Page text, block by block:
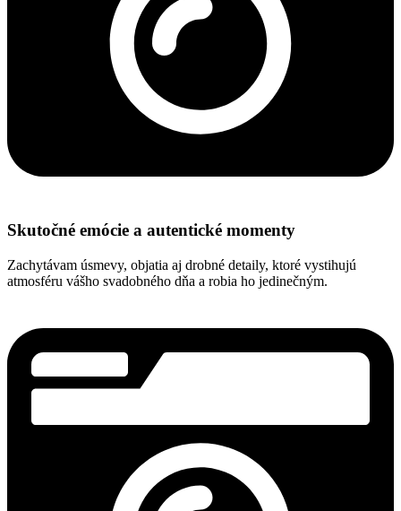
Skutočné emócie a autentické momenty
Zachytávam úsmevy, objatia aj drobné detaily, ktoré vystihujú
atmosféru vášho svadobného dňa a robia ho jedinečným.